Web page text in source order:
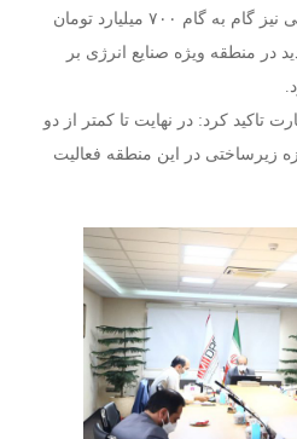
وی ادامه داد: طی هفته های آتی نیز گام به گام ۷۰۰ میلیارد تومان
در منطقه ویژه صنایع انرژی بر
تاکید کرد: در نهایت تا کمتر از دو
زیرساختی در این منطقه فعالیت